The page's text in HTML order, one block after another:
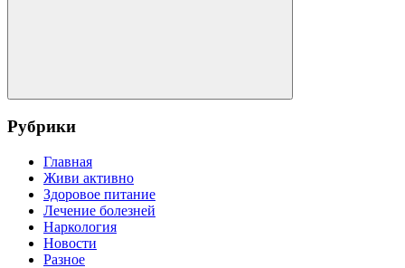
Поиск
Рубрики
Главная
Живи активно
Здоровое питание
Лечение болезней
Наркология
Новости
Разное